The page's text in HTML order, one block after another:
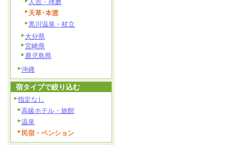
人吉・球磨
天草･本渡
黒川温泉・杖立
大分県
宮崎県
鹿児島県
沖縄
宿タイプで絞り込む
指定なし
高級ホテル・旅館
温泉
民宿・ペンション